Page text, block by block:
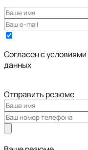
Cогласен с условиями
данных
Отправить резюме